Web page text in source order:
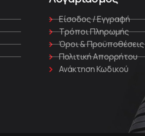
Είσοδος / Εγγραφή
Τρόποι Πληρωμής
Όροι & Προϋποθέσεις
Πολιτική Απορρήτου
Ανάκτηση Κωδικού